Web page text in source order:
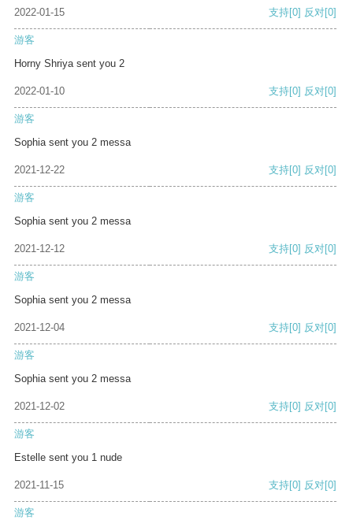
2022-01-15 支持[0] 反对[0]
游客
Horny Shriya sent you 2
2022-01-10 支持[0] 反对[0]
游客
Sophia sent you 2 messa
2021-12-22 支持[0] 反对[0]
游客
Sophia sent you 2 messa
2021-12-12 支持[0] 反对[0]
游客
Sophia sent you 2 messa
2021-12-04 支持[0] 反对[0]
游客
Sophia sent you 2 messa
2021-12-02 支持[0] 反对[0]
游客
Estelle sent you 1 nude
2021-11-15 支持[0] 反对[0]
游客